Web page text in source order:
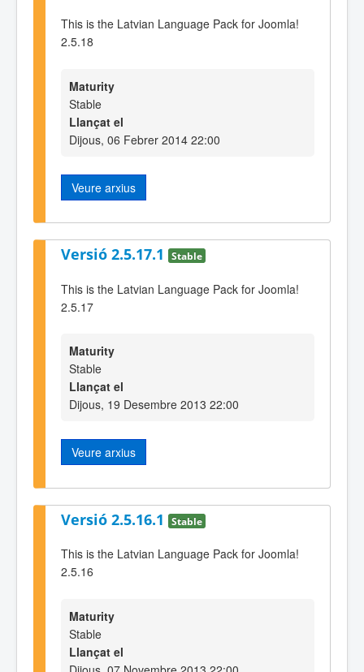
This is the Latvian Language Pack for Joomla!
2.5.18
Maturity
Stable
Llançat el
Dijous, 06 Febrer 2014 22:00
Veure arxius
Versió 2.5.17.1 Stable
This is the Latvian Language Pack for Joomla!
2.5.17
Maturity
Stable
Llançat el
Dijous, 19 Desembre 2013 22:00
Veure arxius
Versió 2.5.16.1 Stable
This is the Latvian Language Pack for Joomla!
2.5.16
Maturity
Stable
Llançat el